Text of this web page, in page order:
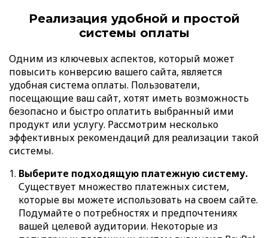
Реализация удобной и простой
системы оплаты
Одним из ключевых аспектов, который может
повысить конверсию вашего сайта, является
удобная система оплаты. Пользователи,
посещающие ваш сайт, хотят иметь возможность
безопасно и быстро оплатить выбранный ими
продукт или услугу. Рассмотрим несколько
эффективных рекомендаций для реализации такой
системы.
Выберите подходящую платежную систему.
Существует множество платежных систем,
которые вы можете использовать на своем сайте.
Подумайте о потребностях и предпочтениях
вашей целевой аудитории. Некоторые из